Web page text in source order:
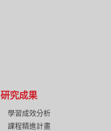
研究成果
學習成效分析
課程精進計畫